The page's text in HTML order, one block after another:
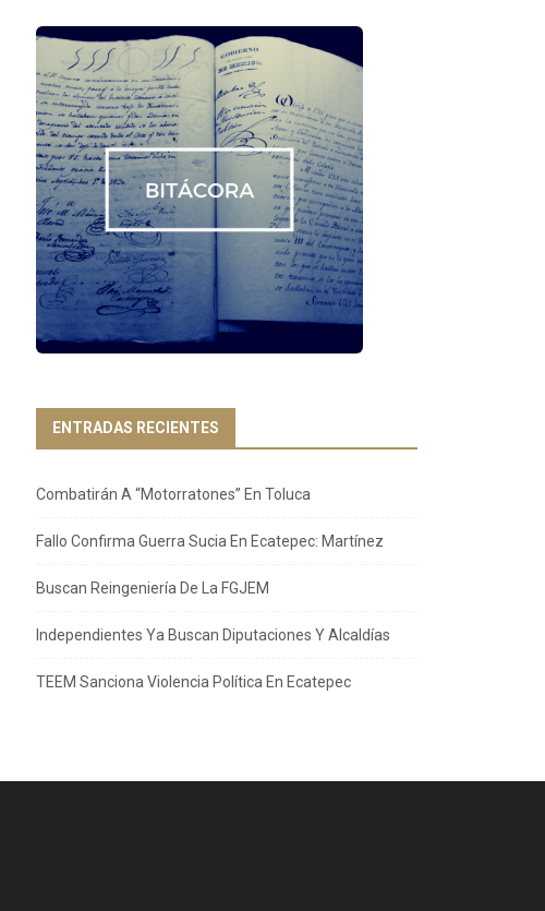
ENTRADAS RECIENTES
Combatirán A “Motorratones” En Toluca
Fallo Confirma Guerra Sucia En Ecatepec: Martínez
Buscan Reingeniería De La FGJEM
Independientes Ya Buscan Diputaciones Y Alcaldías
TEEM Sanciona Violencia Política En Ecatepec